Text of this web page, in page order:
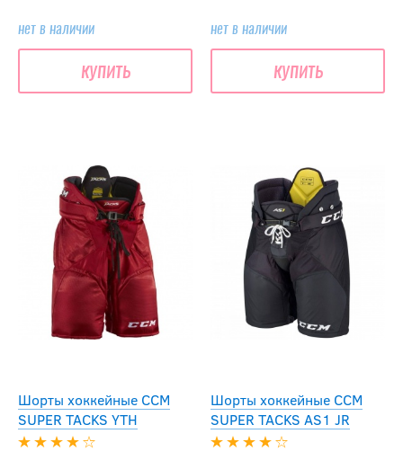
нет в наличии
купить
нет в наличии
купить
Шорты хоккейные CCM
SUPER TACKS YTH
Шорты хоккейные CCM
SUPER TACKS AS1 JR